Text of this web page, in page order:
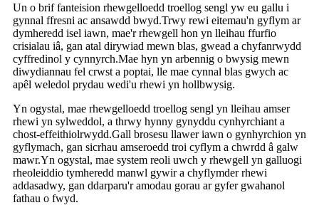
Un o brif fanteision rhewgelloedd troellog sengl yw eu gallu i
gynnal ffresni ac ansawdd bwyd.Trwy rewi eitemau'n gyflym ar
dymheredd isel iawn, mae'r rhewgell hon yn lleihau ffurfio
crisialau iâ, gan atal dirywiad mewn blas, gwead a chyfanrwydd
cyffredinol y cynnyrch.Mae hyn yn arbennig o bwysig mewn
diwydiannau fel crwst a poptai, lle mae cynnal blas gwych ac
apêl weledol prydau wedi'u rhewi yn hollbwysig.
Yn ogystal, mae rhewgelloedd troellog sengl yn lleihau amser
rhewi yn sylweddol, a thrwy hynny gynyddu cynhyrchiant a
chost-effeithiolrwydd.Gall brosesu llawer iawn o gynhyrchion yn
gyflymach, gan sicrhau amseroedd troi cyflym a chwrdd â galw
mawr.Yn ogystal, mae system reoli uwch y rhewgell yn galluogi
rheoleiddio tymheredd manwl gywir a chyflymder rhewi
addasadwy, gan ddarparu'r amodau gorau ar gyfer gwahanol
fathau o fwyd.